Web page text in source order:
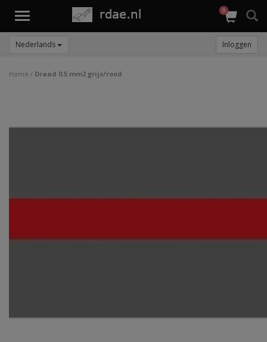
Toggle
0
Nederlands Inloggen
Home / Draad 0.5 mm2 grijs/rood